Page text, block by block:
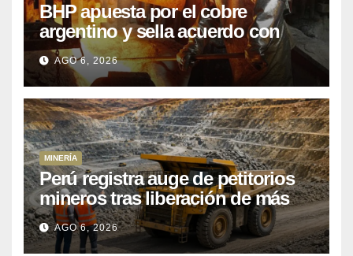
BHP apuesta por el cobre
argentino y sella acuerdo con
Kobrea para siete proyecto
AGO 6, 2026
MINERÍA
Perú registra auge de petitorios
mineros tras liberación de más
de mil concesiones para explorar
cobre y oro
AGO 6, 2026